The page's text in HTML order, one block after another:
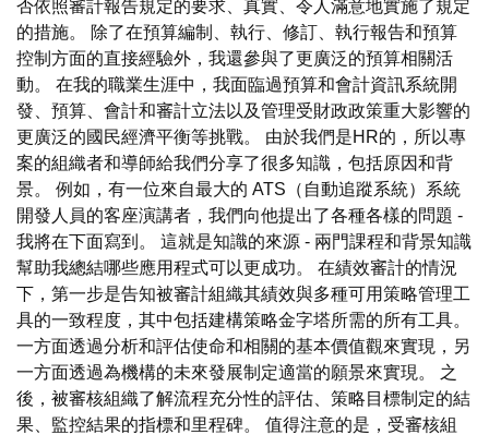
否依照審計報告規定的要求、真實、令人滿意地實施了規定
的措施。 除了在預算編制、執行、修訂、執行報告和預算
控制方面的直接經驗外，我還參與了更廣泛的預算相關活
動。 在我的職業生涯中，我面臨過預算和會計資訊系統開
發、預算、會計和審計立法以及管理受財政政策重大影響的
更廣泛的國民經濟平衡等挑戰。 由於我們是HR的，所以專
案的組織者和導師給我們分享了很多知識，包括原因和背
景。 例如，有一位來自最大的 ATS（自動追蹤系統）系統
開發人員的客座演講者，我們向他提出了各種各樣的問題 -
我將在下面寫到。 這就是知識的來源 - 兩門課程和背景知識
幫助我總結哪些應用程式可以更成功。 在績效審計的情況
下，第一步是告知被審計組織其績效與多種可用策略管理工
具的一致程度，其中包括建構策略金字塔所需的所有工具。
一方面透過分析和評估使命和相關的基本價值觀來實現，另
一方面透過為機構的未來發展制定適當的願景來實現。 之
後，被審核組織了解流程充分性的評估、策略目標制定的結
果、監控結果的指標和里程碑。 值得注意的是，受審核組